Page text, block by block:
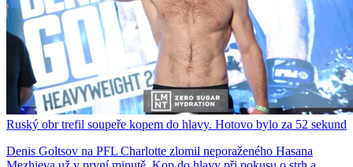
Ruský obr trefil soupeře kopem do hlavy. Hotovo bylo za 52 sekund
Denis Goltsov na PFL Charlotte zlomil neporaženého Hasana